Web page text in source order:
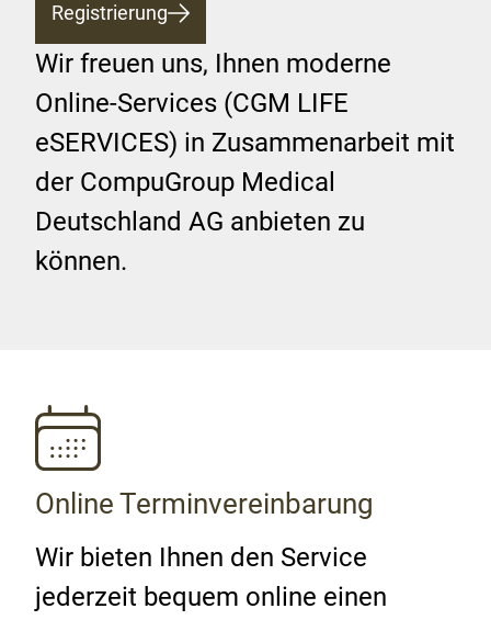
Registrierung
Wir freuen uns, Ihnen moderne
Online-Services (CGM LIFE
eSERVICES) in Zusammenarbeit mit
der CompuGroup Medical
Deutschland AG anbieten zu
können.
Online Terminvereinbarung
Wir bieten Ihnen den Service
jederzeit bequem online einen